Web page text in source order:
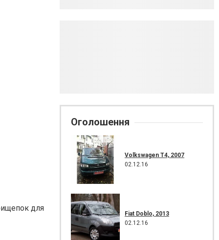
для
Оголошення
Volkswagen T4, 2007
02.12.16
Fiat Doblo, 2013
02.12.16